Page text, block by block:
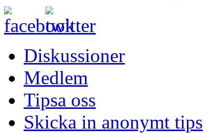
Diskussioner
Medlem
Tipsa oss
Skicka in anonymt tips